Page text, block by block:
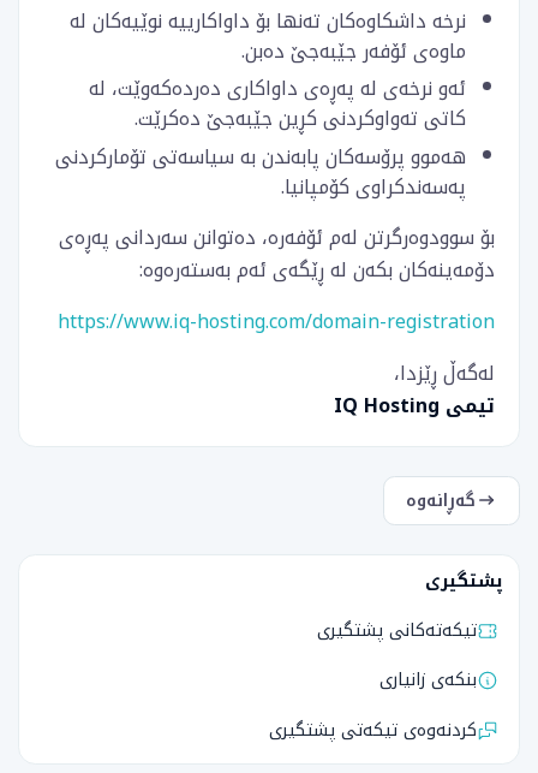
نرخە داشکاوەکان تەنها بۆ داواکارییە نوێیەکان لە
ماوەی ئۆفەر جێبەجێ دەبن.
ئەو نرخەی لە پەڕەی داواکاری دەردەکەوێت، لە
کاتی تەواوکردنی کڕین جێبەجێ دەکرێت.
هەموو پرۆسەکان پابەندن بە سیاسەتی تۆمارکردنی
پەسەندکراوی کۆمپانیا.
بۆ سوودوەرگرتن لەم ئۆفەرە، دەتوانن سەردانی پەڕەی
دۆمەینەکان بکەن لە ڕێگەی ئەم بەستەرەوە:
https://www.iq-hosting.com/domain-registration
لەگەڵ ڕێزدا،
تیمی IQ Hosting
گەڕانەوە
پشتگیری
تیکەتەکانی پشتگیری
بنکەی زانیاری
کردنەوەی تیکەتی پشتگیری